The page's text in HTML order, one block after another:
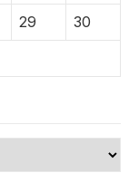
29
30